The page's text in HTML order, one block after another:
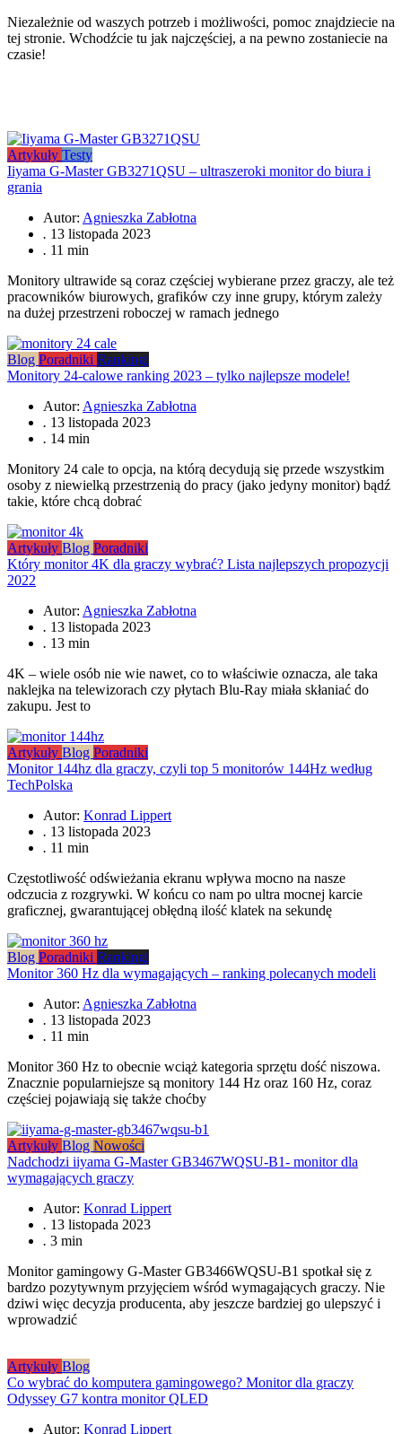
Niezależnie od waszych potrzeb i możliwości, pomoc znajdziecie na
tej stronie. Wchodźcie tu jak najczęściej, a na pewno zostaniecie na
czasie!
Artykuły Testy
Iiyama G-Master GB3271QSU – ultraszeroki monitor do biura i
grania
Autor: Agnieszka Zabłotna
. 13 listopada 2023
. 11 min
Monitory ultrawide są coraz częściej wybierane przez graczy, ale też
pracowników biurowych, grafików czy inne grupy, którym zależy
na dużej przestrzeni roboczej w ramach jednego
Blog Poradniki Rankingi
Monitory 24-calowe ranking 2023 – tylko najlepsze modele!
Autor: Agnieszka Zabłotna
. 13 listopada 2023
. 14 min
Monitory 24 cale to opcja, na którą decydują się przede wszystkim
osoby z niewielką przestrzenią do pracy (jako jedyny monitor) bądź
takie, które chcą dobrać
Artykuły Blog Poradniki
Który monitor 4K dla graczy wybrać? Lista najlepszych propozycji
2022
Autor: Agnieszka Zabłotna
. 13 listopada 2023
. 13 min
4K – wiele osób nie wie nawet, co to właściwie oznacza, ale taka
naklejka na telewizorach czy płytach Blu-Ray miała skłaniać do
zakupu. Jest to
Artykuły Blog Poradniki
Monitor 144hz dla graczy, czyli top 5 monitorów 144Hz według
TechPolska
Autor: Konrad Lippert
. 13 listopada 2023
. 11 min
Częstotliwość odświeżania ekranu wpływa mocno na nasze
odczucia z rozgrywki. W końcu co nam po ultra mocnej karcie
graficznej, gwarantującej obłędną ilość klatek na sekundę
Blog Poradniki Rankingi
Monitor 360 Hz dla wymagających – ranking polecanych modeli
Autor: Agnieszka Zabłotna
. 13 listopada 2023
. 11 min
Monitor 360 Hz to obecnie wciąż kategoria sprzętu dość niszowa.
Znacznie popularniejsze są monitory 144 Hz oraz 160 Hz, coraz
częściej pojawiają się także choćby
Artykuły Blog Nowości
Nadchodzi iiyama G-Master GB3467WQSU-B1- monitor dla
wymagających graczy
Autor: Konrad Lippert
. 13 listopada 2023
. 3 min
Monitor gamingowy G-Master GB3466WQSU-B1 spotkał się z
bardzo pozytywnym przyjęciem wśród wymagających graczy. Nie
dziwi więc decyzja producenta, aby jeszcze bardziej go ulepszyć i
wprowadzić
Artykuły Blog
Co wybrać do komputera gamingowego? Monitor dla graczy
Odyssey G7 kontra monitor QLED
Autor: Konrad Lippert